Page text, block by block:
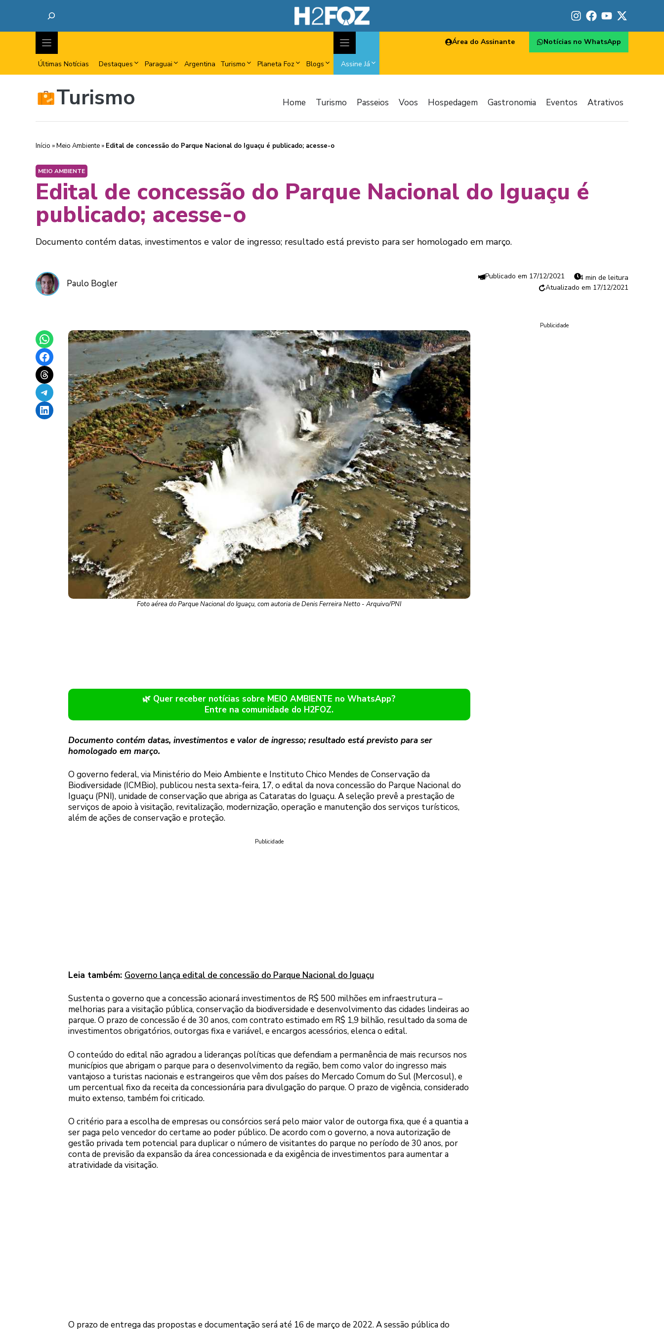
Últimas Notícias Destaques Paraguai Argentina Turismo Planeta Foz Blogs Assine Já
Área do Assinante Notícias no WhatsApp
Turismo Home Turismo Passeios Voos Hospedagem Gastronomia Eventos Atrativos
Início »Meio Ambiente » Edital de concessão do Parque Nacional do Iguaçu é publicado; acesse-o
MEIO AMBIENTE
Edital de concessão do Parque Nacional do Iguaçu é
publicado; acesse-o
Documento contém datas, investimentos e valor de ingresso; resultado está previsto para ser homologado em março.
Paulo Bogler
17/12/2021
4 min de leitura
17/12/2021
Share on WhatsApp
Share on Facebook
Share on Threads
Share on Telegram
Share on LinkedIn
Foto aérea do Parque Nacional do Iguaçu, com autoria de Denis Ferreira Netto - Arquivo/PNI
🌿 Quer receber notícias sobre MEIO AMBIENTE no WhatsApp?
Entre na comunidade do H2FOZ.
Documento contém datas, investimentos e valor de ingresso; resultado está previsto para ser
homologado em março.
O governo federal, via Ministério do Meio Ambiente e Instituto Chico Mendes de Conservação da
Biodiversidade (ICMBio), publicou nesta sexta-feira, 17, o edital da nova concessão do Parque Nacional do
Iguaçu (PNI), unidade de conservação que abriga as Cataratas do Iguaçu. A seleção prevê a prestação de
serviços de apoio à visitação, revitalização, modernização, operação e manutenção dos serviços turísticos,
além de ações de conservação e proteção.
Publicidade
Leia também: Governo lança edital de concessão do Parque Nacional do Iguaçu
Sustenta o governo que a concessão acionará investimentos de R$ 500 milhões em infraestrutura –
melhorias para a visitação pública, conservação da biodiversidade e desenvolvimento das cidades lindeiras ao
parque. O prazo de concessão é de 30 anos, com contrato estimado em R$ 1,9 bilhão, resultado da soma de
investimentos obrigatórios, outorgas fixa e variável, e encargos acessórios, elenca o edital.
O conteúdo do edital não agradou a lideranças políticas que defendiam a permanência de mais recursos nos
municípios que abrigam o parque para o desenvolvimento da região, bem como valor do ingresso mais
vantajoso a turistas nacionais e estrangeiros que vêm dos países do Mercado Comum do Sul (Mercosul), e
um percentual fixo da receita da concessionária para divulgação do parque. O prazo de vigência, considerado
muito extenso, também foi criticado.
O critério para a escolha de empresas ou consórcios será pelo maior valor de outorga fixa, que é a quantia a
ser paga pelo vencedor do certame ao poder público. De acordo com o governo, a nova autorização de
gestão privada tem potencial para duplicar o número de visitantes do parque no período de 30 anos, por
conta de previsão da expansão da área concessionada e da exigência de investimentos para aumentar a
atratividade da visitação.
O prazo de entrega das propostas e documentação será até 16 de março de 2022. A sessão pública do
Publicidade